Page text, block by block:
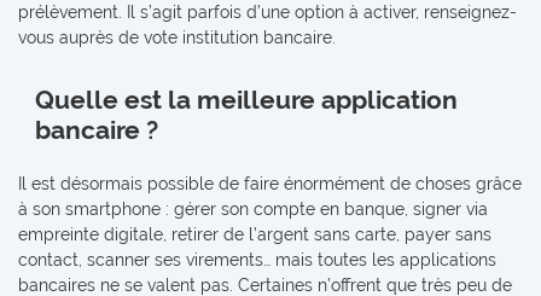
prélèvement. Il s’agit parfois d’une option à activer, renseignez-
vous auprès de vote institution bancaire.
Quelle est la meilleure application
bancaire ?
Il est désormais possible de faire énormément de choses grâce
à son smartphone : gérer son compte en banque, signer via
empreinte digitale, retirer de l’argent sans carte, payer sans
contact, scanner ses virements… mais toutes les applications
bancaires ne se valent pas. Certaines n’offrent que très peu de